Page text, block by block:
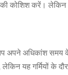
की कोशिश करें।
आप अपने अधिकांश
यह गर्मियों के